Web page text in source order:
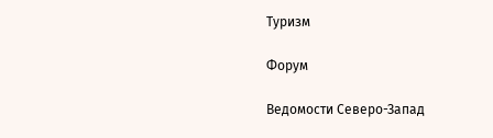
Туризм
Форум
Ведомости Северо-Запад